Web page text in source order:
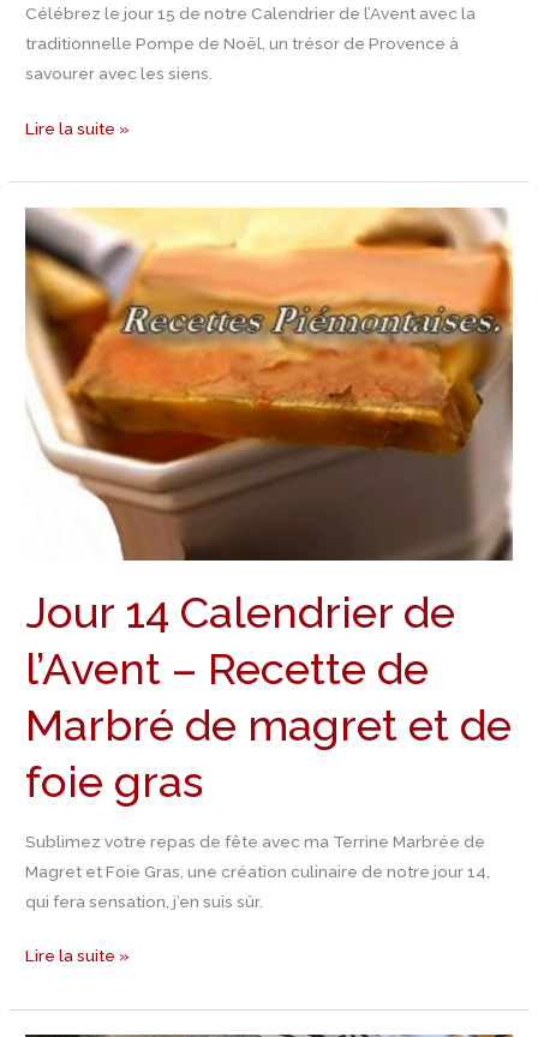
Célébrez le jour 15 de notre Calendrier de l’Avent avec la
traditionnelle Pompe de Noël, un trésor de Provence à
savourer avec les siens.
Lire la suite »
Jour 14 Calendrier de
l’Avent – Recette de
Marbré de magret et de
foie gras
Sublimez votre repas de fête avec ma Terrine Marbrée de
Magret et Foie Gras, une création culinaire de notre jour 14,
qui fera sensation, j’en suis sûr.
Jour
14
Calendrier
de
l’Avent
–
Recette
de
Marbré
foie
Lire la suite »